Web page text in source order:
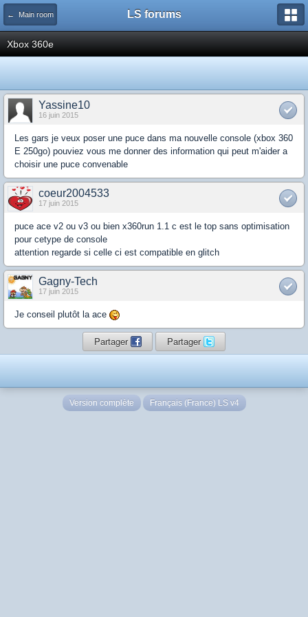
← Main room LS forums
Xbox 360e
Yassine10
16 juin 2015
Les gars je veux poser une puce dans ma nouvelle console (xbox 360
E 250go) pouviez vous me donner des information qui peut m'aider a
choisir une puce convenable
coeur2004533
17 juin 2015
puce ace v2 ou v3 ou bien x360run 1.1 c est le top sans optimisation
pour cetype de console
attention regarde si celle ci est compatible en glitch
Gagny-Tech
17 juin 2015
Je conseil plutôt la ace
Partager Partager
Version complète Français (France) LS v4